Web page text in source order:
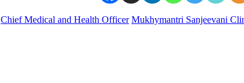
Chief Medical and Health Officer Mukhymantri Sanjeevani